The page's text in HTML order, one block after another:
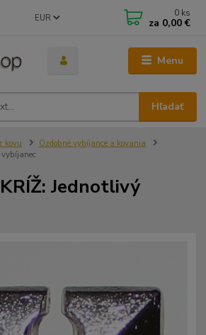
Menu
EUR
Hľadať
0 ks
za 0,00 €
kovu
Ozdobné vybíjance a kovania
Jednotlivý